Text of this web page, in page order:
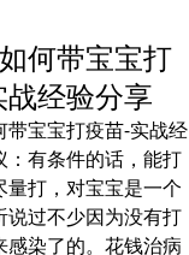
何带宝宝打
经验分享
带宝宝打疫苗-实战经
：有条件的话，能打
量打，对宝宝是一个
说过不少因为没有打
感染了的。花钱治病